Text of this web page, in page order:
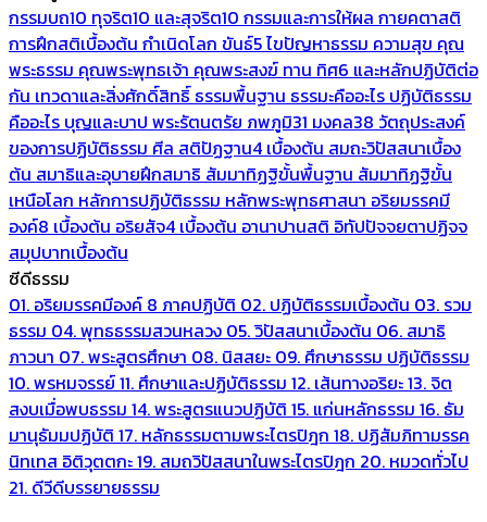
กรรมบถ10 ทุจริต10 และสุจริต10 กรรมและการให้ผล กายคตาสติ
การฝึกสติเบื้องต้น กำเนิดโลก ขันธ์5ไขปัญหาธรรม ความสุข คุณ
พระธรรม คุณพระพุทธเจ้า คุณพระสงฆ์ ทาน ทิศ6 และหลักปฏิบัติต่อ
กัน เทวดาและสิ่งศักดิ์สิทธิ์ธรรมพื้นฐาน ธรรมะคืออะไร ปฏิบัติธรรม
คืออะไร บุญและบาป พระรัตนตรัย ภพภูมิ31 มงคล38 วัตถุประสงค์
ของการปฏิบัติธรรม ศีล สติปัฏฐาน4 เบื้องต้น สมถะวิปัสสนาเบื้อง
ต้น สมาธิและอุบายฝึกสมาธิ สัมมาทิฏฐิขั้นพื้นฐาน สัมมาทิฏฐิขั้น
เหนือโลก หลักการปฏิบัติธรรม หลักพระพุทธศาสนา อริยมรรคมี
องค์8 เบื้องต้น อริยสัจ4 เบื้องต้น อานาปานสติ อิทัปปัจจยตาปฏิจจ
สมุปบาทเบื้องต้น
ซีดีธรรม
01. อริยมรรคมีองค์ 8 ภาคปฏิบัติ 02. ปฏิบัติธรรมเบื้องต้น 03. รวม
ธรรม 04. พุทธธรรมสวนหลวง 05. วิปัสสนาเบื้องต้น 06. สมาธิ
ภาวนา 07. พระสูตรศึกษา 08. นิสสยะ 09. ศึกษาธรรม ปฏิบัติธรรม
10. พรหมจรรย์11. ศึกษาและปฏิบัติธรรม 12. เส้นทางอริยะ13. จิต
สงบเมื่อพบธรรม 14. พระสูตรแนวปฏิบัติ 15. แก่นหลักธรรม 16. ธัม
มานุธัมมปฏิบัติ 17. หลักธรรมตามพระไตรปิฎก 18. ปฏิสัมภิทามรรค
นิทเทส อิติวุตตกะ19. สมถวิปัสสนาในพระไตรปิฎก 20. หมวดทั่วไป
21. ดีวีดีบรรยายธรรม